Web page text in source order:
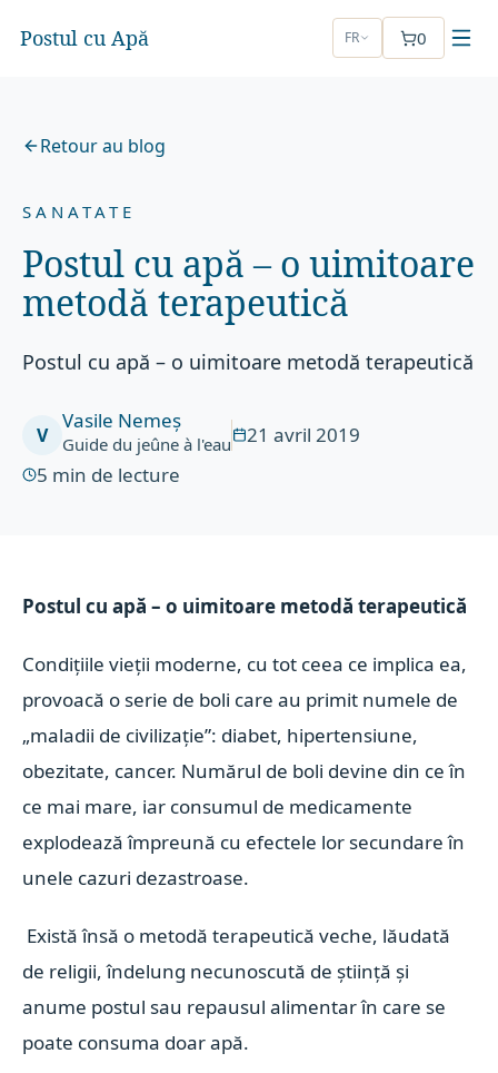
Postul cu Apă FR 0
Retour au blog
SANATATE
Postul cu apă – o uimitoare
metodă terapeutică
Postul cu apă – o uimitoare metodă terapeutică
V
Vasile Nemeș
Guide du jeûne à l'eau
21 avril 2019
5 min de lecture
Postul cu apă – o uimitoare metodă terapeutică
Condițiile vieții moderne, cu tot ceea ce implica ea,
provoacă o serie de boli care au primit numele de
„maladii de civilizație”: diabet, hipertensiune,
obezitate, cancer. Numărul de boli devine din ce în
ce mai mare, iar consumul de medicamente
explodează împreună cu efectele lor secundare în
unele cazuri dezastroase.
Există însă o metodă terapeutică veche, lăudată
de religii, îndelung necunoscută de știință și
anume postul sau repausul alimentar în care se
poate consuma doar apă.